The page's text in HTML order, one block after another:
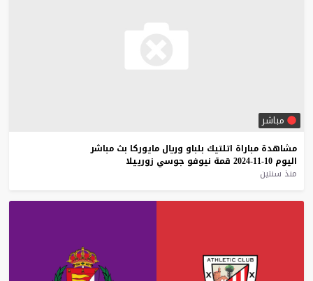
مباشر
مشاهدة مباراة اتلتيك بلباو وريال مايوركا بث مباشر
اليوم 10-11-2024 قمة نيوفو جوسي زورييلا
منذ سنتين